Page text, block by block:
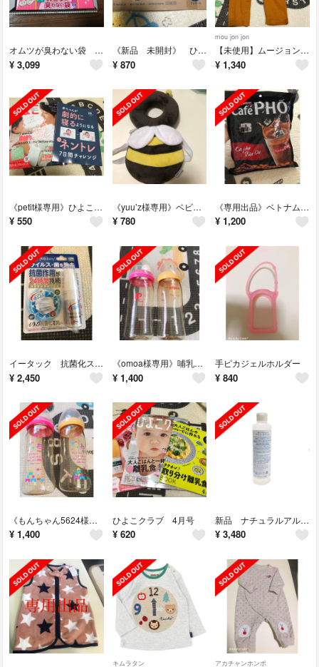
オムツが臭わない袋 sサイズ 200枚x2袋
¥ 3,099
《新品 未開封》 ひよこクラブ1、2月号 付録 ミッフィーカシャカシャ絵本
¥ 870
mou jon jon
【未使用】ムージョンジョン moujonjon ロンパース 80cm 男の子
¥ 1,340
《petit様専用》ひよこクラブ10月号
¥ 550
《yuu’z様専用》ベビーヘッドガード 赤ちゃん転倒防止リュック ハチ
¥ 780
《専用出品》ベトナムコーヒー 30袋x24g
¥ 1,200
イータック 抗菌化スプレー
¥ 2,450
《omoa様専用》哺乳瓶240ミリx2
¥ 1,400
手ピカジェルホルダー
¥ 840
《もんちゃん5624様専用》哺乳瓶240ミリx2
¥ 1,400
ひよこクラブ 4月号
¥ 620
新品 ナチュラルアルコールジェル(ワンタッチキャップ)
¥ 3,480
キムラタン アカチャンホンポ